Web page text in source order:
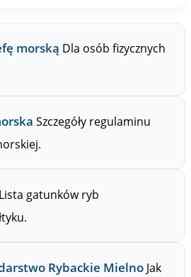
morską Dla osób fizycznych
Szczegóły regulaminu
Lista gatunków ryb
Rybackie Mielno Jak